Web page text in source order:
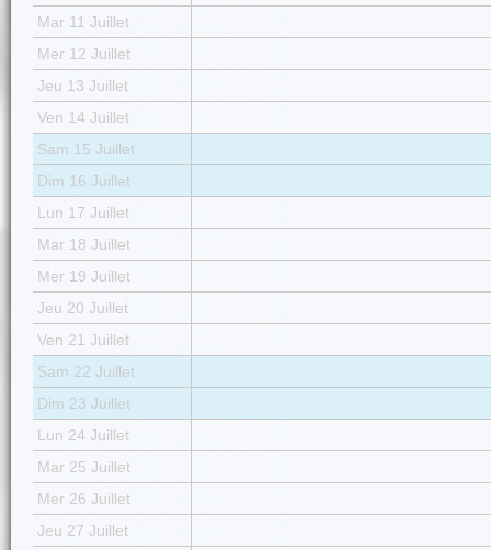
Mar 11 Juillet
Mer 12 Juillet
Jeu 13 Juillet
Ven 14 Juillet
Sam 15 Juillet
Dim 16 Juillet
Lun 17 Juillet
Mar 18 Juillet
Mer 19 Juillet
Jeu 20 Juillet
Ven 21 Juillet
Sam 22 Juillet
Dim 23 Juillet
Lun 24 Juillet
Mar 25 Juillet
Mer 26 Juillet
Jeu 27 Juillet